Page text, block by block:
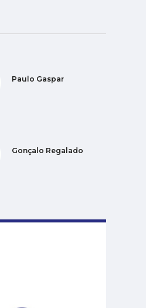
Paulo Gaspar
Gonçalo Regalado